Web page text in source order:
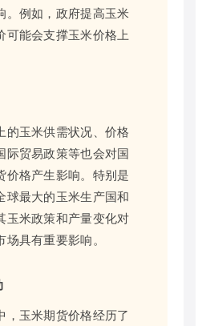
。例如，政府提高玉米
可能会支撑玉米价格上
的玉米供需状况、价格
际贸易政策等也会对国
价格产生影响。特别是
球最大的玉米生产国和
玉米政策和产量变化对
具有重要影响。
，玉米期货价格经历了